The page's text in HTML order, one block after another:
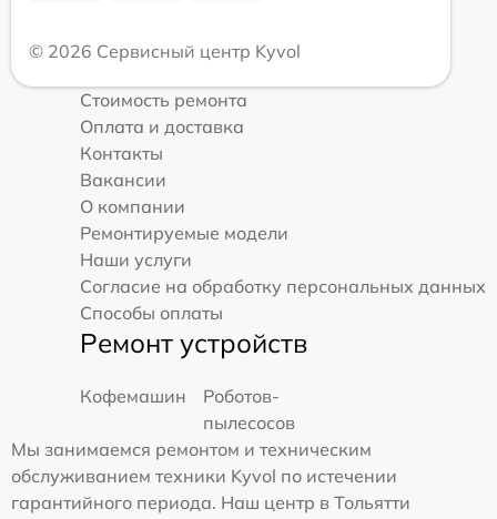
© 2026 Сервисный центр Kyvol
Стоимость ремонта
Оплата и доставка
Контакты
Вакансии
О компании
Ремонтируемые модели
Наши услуги
Согласие на обработку персональных данных
Способы оплаты
Ремонт устройств
Кофемашин
Роботов-
пылесосов
Мы занимаемся ремонтом и техническим
обслуживанием техники Kyvol по истечении
гарантийного периода. Наш центр в Тольятти